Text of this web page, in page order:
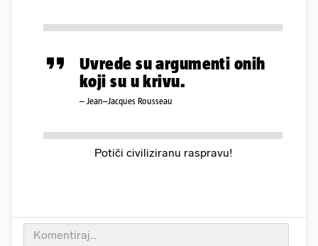
Uvrede su argumenti onih
koji su u krivu.
– Jean–Jacques Rousseau
Potiči civiliziranu raspravu!